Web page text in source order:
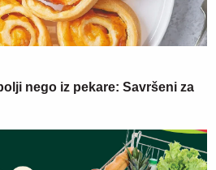
nego iz pekare: Savršeni za